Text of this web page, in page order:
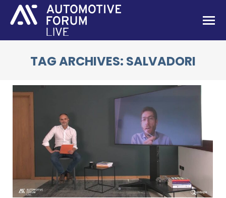
TAG ARCHIVES: SALVADORI